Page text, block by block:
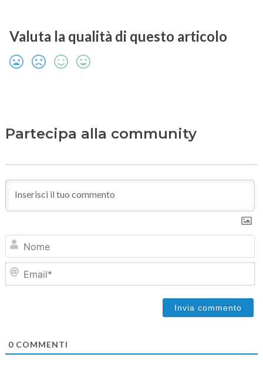
Valuta la qualità di questo articolo
Partecipa alla community
0COMMENTI